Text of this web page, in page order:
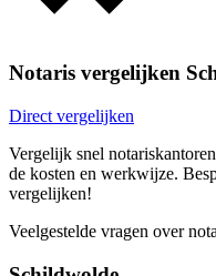
Notaris vergelijken
Direct vergelijken
Vergelijk snel
de kosten en werkwijze.
vergelijken!
Veelgestelde vragen over